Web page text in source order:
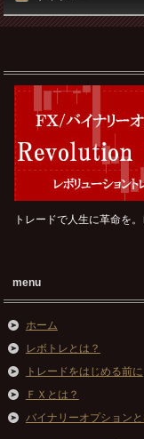
トレードで人生に革命を
menu
ホーム
レボトレとは？
トレードをはじめる前に
ＦＸとは？
バイナリーオプションと